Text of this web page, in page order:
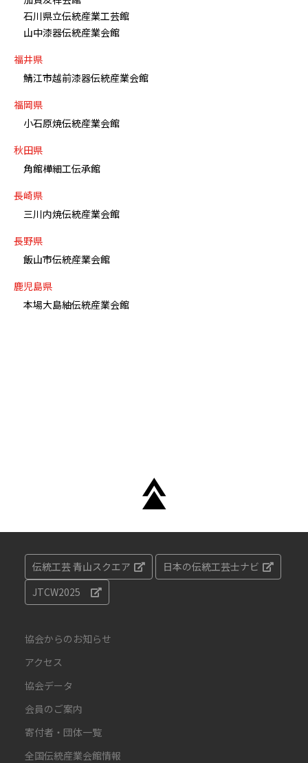
石川県立伝統産業工芸館
山中漆器伝統産業会館
福井県
鯖江市越前漆器伝統産業会館
福岡県
小石原焼伝統産業会館
秋田県
角館樺細工伝承館
長崎県
三川内焼伝統産業会館
長野県
飯山市伝統産業会館
鹿児島県
本場大島紬伝統産業会館
伝統工芸 青山スクエア
日本の伝統工芸士ナビ
JTCW2025
協会からのお知らせ
アクセス
協会データ
会員のご案内
寄付者・団体一覧
全国伝統産業会館情報